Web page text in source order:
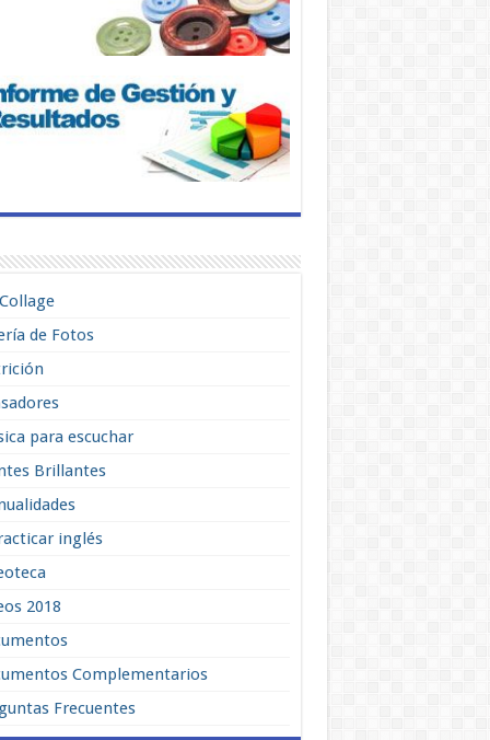
de Fotos
para escuchar
Brillantes
inglés
2018
Complementarios
Frecuentes